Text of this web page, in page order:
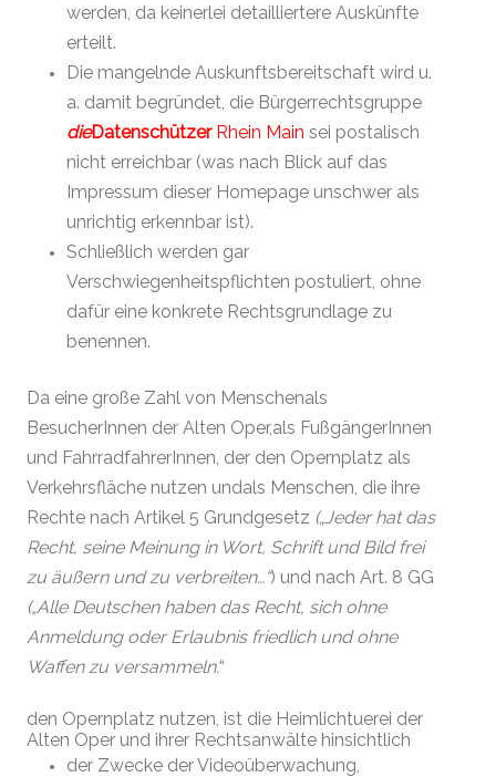
werden, da keinerlei detailliertere Auskünfte
erteilt.
Die mangelnde Auskunftsbereitschaft wird u.
a. damit begründet, die Bürgerrechtsgruppe
dieDatenschützerRhein Main sei postalisch
nicht erreichbar (was nach Blick auf das
Impressum dieser Homepage unschwer als
unrichtig erkennbar ist).
Schließlich werden gar
Verschwiegenheitspflichten postuliert, ohne
dafür eine konkrete Rechtsgrundlage zu
benennen.
Da eine große Zahl von Menschenals
BesucherInnen der Alten Oper,als FußgängerInnen
und FahrradfahrerInnen, der den Opernplatz als
Verkehrsfläche nutzen undals Menschen, die ihre
Rechte nach Artikel 5 Grundgesetz („Jeder hat das
Recht, seine Meinung in Wort, Schrift und Bild frei
zu äußern und zu verbreiten…“) und nach Art. 8 GG
(„Alle Deutschen haben das Recht, sich ohne
Anmeldung oder Erlaubnis friedlich und ohne
Waffen zu versammeln.“
den Opernplatz nutzen, ist die Heimlichtuerei der
Alten Oper und ihrer Rechtsanwälte hinsichtlich
der Zwecke der Videoüberwachung,